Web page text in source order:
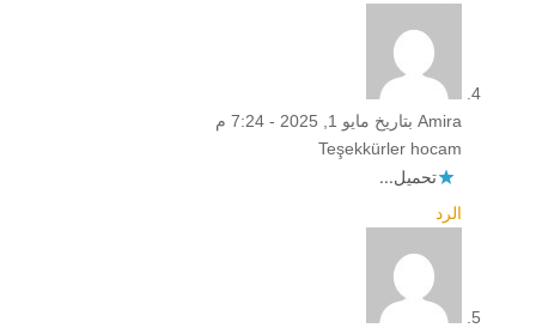
Amira بتاريخ مايو 1, 2025 - 7:24 م
Teşekkürler hocam
تحميل...
الرد